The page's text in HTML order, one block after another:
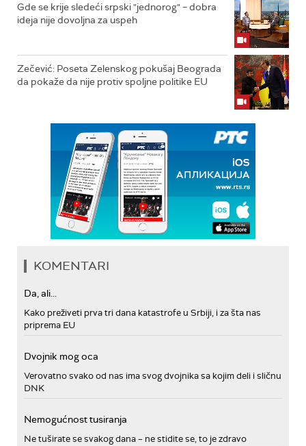
Gde se krije sledeći srpski "jednorog" – dobra
ideja nije dovoljna za uspeh
Zečević: Poseta Zelenskog pokušaj Beograda
da pokaže da nije protiv spoljne politike EU
KOMENTARI
Da, ali...
Kako preživeti prva tri dana katastrofe u Srbiji, i za šta nas
priprema EU
Dvojnik mog oca
Verovatno svako od nas ima svog dvojnika sa kojim deli i sličnu
DNK
Nemogućnost tusiranja
Ne tuširate se svakog dana – ne stidite se, to je zdravo